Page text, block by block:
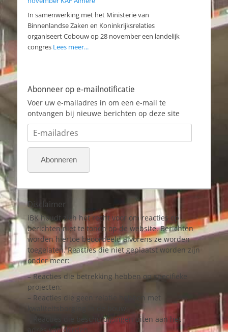
In samenwerking met het Ministerie van
Binnenlandse Zaken en Koninkrijksrelaties
organiseert Cobouw op 28 november een landelijk
congres Lees meer...
Abonneer op e-mailnotificatie
Voer uw e-mailadres in om een e-mail te
ontvangen bij nieuwe berichten op deze site
mailadres
Abonneren
Disclaimer
iBK houdt zich het recht voor om reacties op
berichten niet te tonen op de website. Berichten
worden hiertoe beoordeeld alvorens ze worden
toegelaten. Reacties die niet geplaatst worden zijn
onder meer:
– Reacties die betrekking hebben op specifieke
projecten;
– Reacties die geen relatie hebben met
kwaliteitsborging in de bouw;
– Reacties die beschuldigingen uiten aan het
adres van derden.